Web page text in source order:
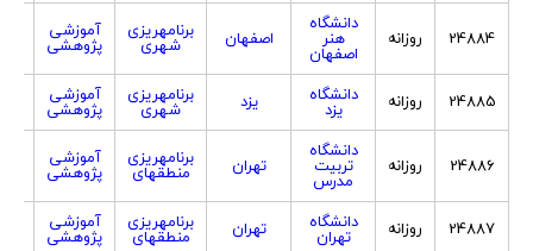
24884 روزانه
دانشگاه
هنر
اصفهان
اصفهان برنامهریزی
شهری
آموزشی
پژوهشی
24885 روزانه دانشگاه
یزد یزد برنامهریزی
شهری
آموزشی
پژوهشی
24886 روزانه
دانشگاه
تربیت
مدرس
تهران برنامهریزی
منطقهای
آموزشی
پژوهشی
24887 روزانه دانشگاه
تهران تهران برنامهریزی
منطقهای
آموزشی
پژوهشی